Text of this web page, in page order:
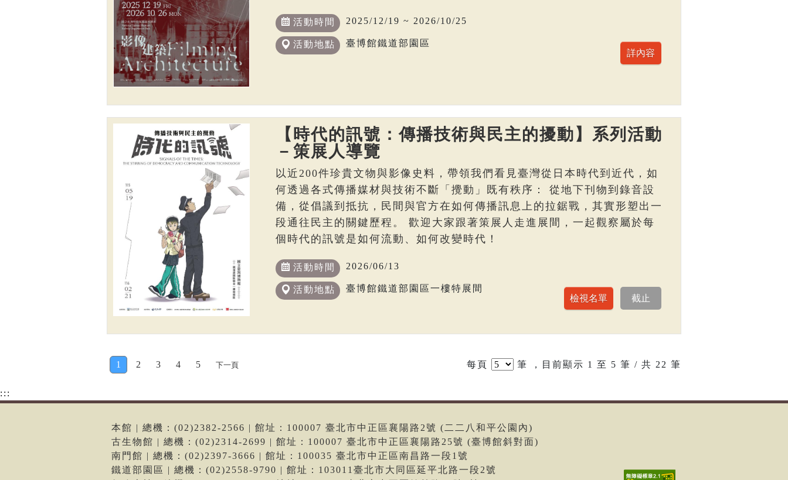
活動時間 2025/12/19 ~ 2026/10/25
活動地點 臺博館鐵道部園區
【時代的訊號：傳播技術與民主的擾動】系列活動
－策展人導覽
以近200件珍貴文物與影像史料，帶領我們看見臺灣從日本時代到近代，如
何透過各式傳播媒材與技術不斷「攪動」既有秩序： 從地下刊物到錄音設
備，從倡議到抵抗，民間與官方在如何傳播訊息上的拉鋸戰，其實形塑出一
段通往民主的關鍵歷程。 歡迎大家跟著策展人走進展間，一起觀察屬於每
個時代的訊號是如何流動、如何改變時代！
活動時間 2026/06/13
活動地點 臺博館鐵道部園區一樓特展間
1 2 3 4 5 下一頁 每頁 筆 ，目前顯示 1 至 5 筆 / 共 22 筆
:::
本館 | 總機：(02)2382-2566 | 館址：100007 臺北市中正區襄陽路2號 (二二八和平公園內)
古生物館 | 總機：(02)2314-2699 | 館址：100007 臺北市中正區襄陽路25號 (臺博館斜對面)
南門館 | 總機：(02)2397-3666 | 館址：100035 臺北市中正區南昌路一段1號
鐵道部園區 | 總機：(02)2558-9790 | 館址：103011臺北市大同區延平北路一段2號